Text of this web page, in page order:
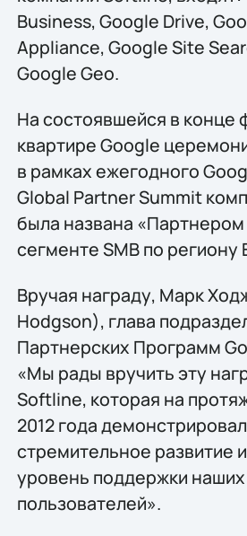
Business, Google Drive,
Appliance, Google Site
Google Geo.
На состоявшейся в конце
квартире Google
в рамках ежегодного
Global Partner Summit
была названа «Партнером
сегменте SMB по региону
Вручая награду, Марк
Hodgson), глава
Партнерских Программ
«Мы рады вручить эту
Softline, которая на
2012 года
стремительное развитие
уровень поддержки наших
пользователей».